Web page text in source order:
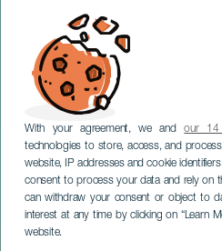
With your agreement, we andour 14
technologies to store, access, and
website, IP addresses and cookie
consent to process your data and rely on
can withdraw your consent or object to
interest at any time by clicking on “Learn
website.Almáciga
TENERIFE